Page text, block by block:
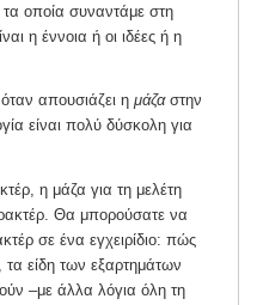
τα οποία συναντάμε στη
η έννοια ή οι ιδέες ή η
απουσιάζει η μάζαστην
είναι πολύ δύσκολη για
η μάζα για τη μελέτη
Θα μπορούσατε να
σε ένα εγχειρίδιο: πώς
τα είδη των εξαρτημάτων
–με άλλα λόγια όλη τη